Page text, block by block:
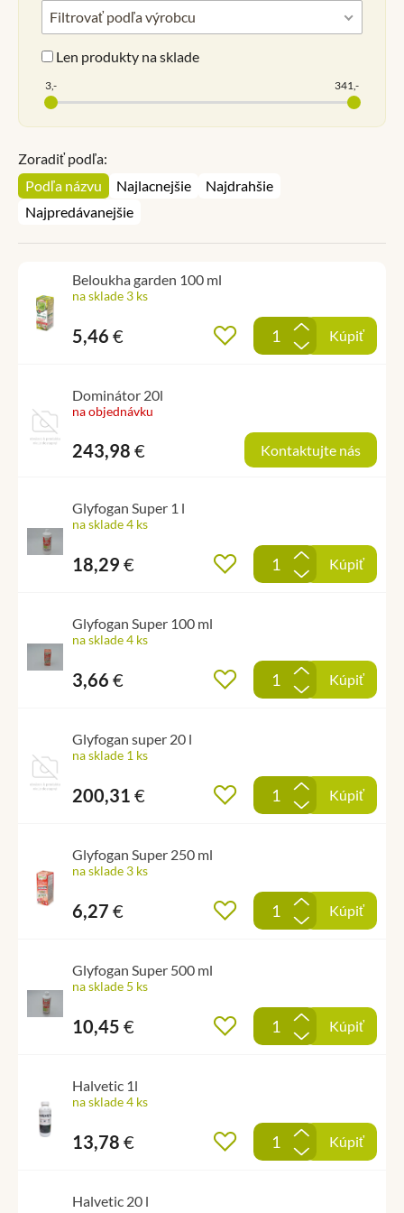
Filtrovať podľa výrobcu
Len produkty na sklade
3,- 341,-
Zoradiť podľa:
Podľa názvu
Najlacnejšie
Najdrahšie
Najpredávanejšie
Beloukha garden 100 ml
na sklade 3 ks
5,46 € Pridať do obľúbených
+
-
Kúpiť
Dominátor 20l
na objednávku
243,98 € Kontaktujte nás
Glyfogan Super 1 l
na sklade 4 ks
18,29 € Pridať do obľúbených
+
-
Kúpiť
Glyfogan Super 100 ml
na sklade 4 ks
3,66 € Pridať do obľúbených
+
-
Kúpiť
Glyfogan super 20 l
na sklade 1 ks
200,31 € Pridať do obľúbených
+
-
Kúpiť
Glyfogan Super 250 ml
na sklade 3 ks
6,27 € Pridať do obľúbených
+
-
Kúpiť
Glyfogan Super 500 ml
na sklade 5 ks
10,45 € Pridať do obľúbených
+
-
Kúpiť
Halvetic 1l
na sklade 4 ks
13,78 € Pridať do obľúbených
+
-
Kúpiť
Halvetic 20 l